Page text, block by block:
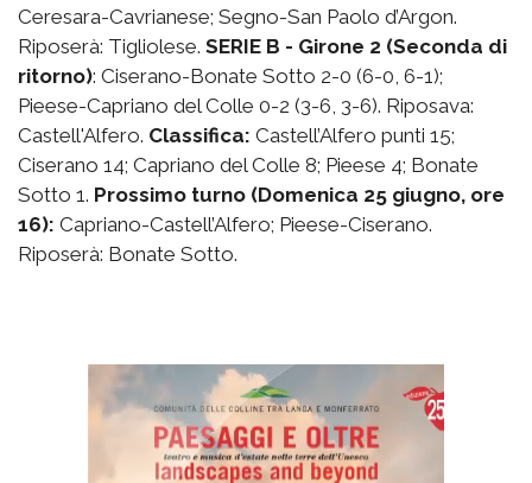
Ceresara-Cavrianese; Segno-San Paolo d’Argon.
Riposerà: Tigliolese. SERIE B - Girone 2 (Seconda di
ritorno): Ciserano-Bonate Sotto 2-0 (6-0, 6-1);
Pieese-Capriano del Colle 0-2 (3-6, 3-6). Riposava:
Castell'Alfero. Classifica: Castell’Alfero punti 15;
Ciserano 14; Capriano del Colle 8; Pieese 4; Bonate
Sotto 1. Prossimo turno (Domenica 25 giugno, ore
16): Capriano-Castell’Alfero; Pieese-Ciserano.
Riposerà: Bonate Sotto.